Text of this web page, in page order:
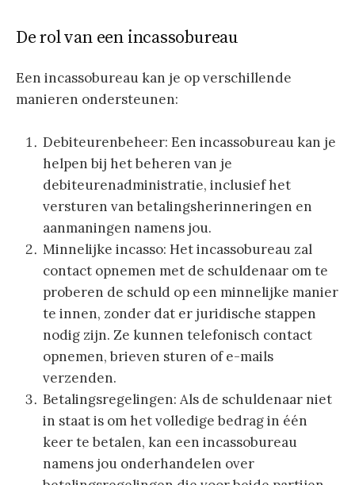
De rol van een incassobureau
Een incassobureau kan je op verschillende
manieren ondersteunen:
Debiteurenbeheer: Een incassobureau kan je
helpen bij het beheren van je
debiteurenadministratie, inclusief het
versturen van betalingsherinneringen en
aanmaningen namens jou.
Minnelijke incasso: Het incassobureau zal
contact opnemen met de schuldenaar om te
proberen de schuld op een minnelijke manier
te innen, zonder dat er juridische stappen
nodig zijn. Ze kunnen telefonisch contact
opnemen, brieven sturen of e-mails
verzenden.
Betalingsregelingen: Als de schuldenaar niet
in staat is om het volledige bedrag in één
keer te betalen, kan een incassobureau
namens jou onderhandelen over